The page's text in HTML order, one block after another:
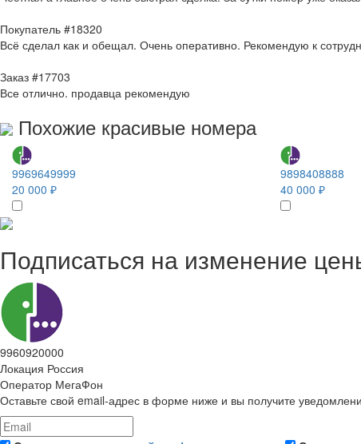
Покупатель #18320
Всё сделал как и обещал. Очень оперативно. Рекомендую к
Заказ #17703
Все отлично. продавца рекомендую
Похожие красивые номера
9969649999
20 000 ₽
9898408888
40 000 ₽
Подписаться на изменение
9960920000
Локация Россия
Оператор МегаФон
Оставьте свой email-адрес в форме ниже и вы получите